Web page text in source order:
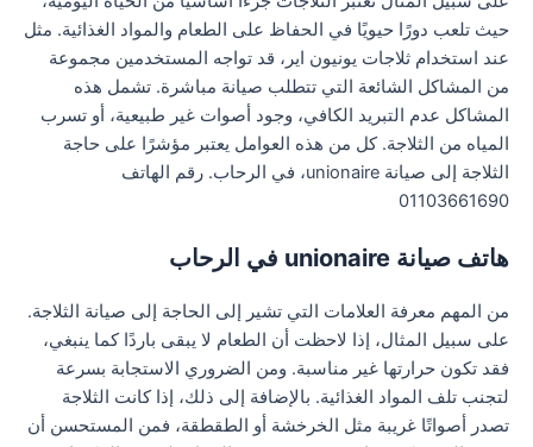
حيث تلعب دورًا حيويًا في الحفاظ على الطعام والمواد الغذائية. مثل
عند استخدام ثلاجات يونيون اير، قد تواجه المستخدمين مجموعة
من المشاكل الشائعة التي تتطلب صيانة مباشرة. تشمل هذه
المشاكل عدم التبريد الكافي، وجود أصوات غير طبيعية، أو تسرب
المياه من الثلاجة. كل من هذه العوامل يعتبر مؤشرًا على حاجة
الثلاجة إلى صيانة unionaire، في الرحاب. رقم الهاتف
01103661690
هاتف صيانة unionaire في الرحاب
من المهم معرفة العلامات التي تشير إلى الحاجة إلى صيانة الثلاجة.
على سبيل المثال، إذا لاحظت أن الطعام لا يبقى باردًا كما ينبغي،
فقد تكون حرارتها غير مناسبة. ومن الضروري الاستجابة بسرعة
لتجنب تلف المواد الغذائية. بالإضافة إلى ذلك، إذا كانت الثلاجة
تصدر أصواتًا غريبة مثل الخرخشة أو الطقطقة، فمن المستحسن أن